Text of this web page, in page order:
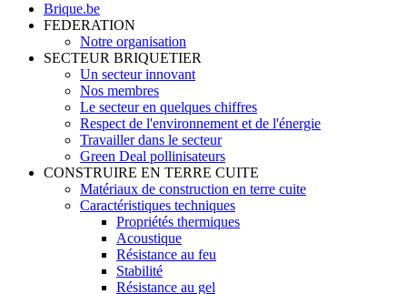
Brique.be
FEDERATION
Notre organisation
SECTEUR BRIQUETIER
Un secteur innovant
Nos membres
Le secteur en quelques chiffres
Respect de l'environnement et de l'énergie
Travailler dans le secteur
Green Deal pollinisateurs
CONSTRUIRE EN TERRE CUITE
Matériaux de construction en terre cuite
Caractéristiques techniques
Propriétés thermiques
Acoustique
Résistance au feu
Stabilité
Résistance au gel